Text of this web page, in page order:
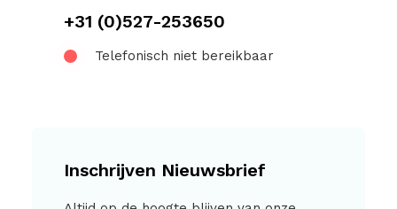
+31 (0)527-253650
Telefonisch niet bereikbaar
Inschrijven Nieuwsbrief